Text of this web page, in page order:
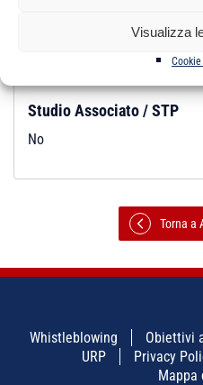
Visualizza
VIA TORINO, 56
0958176213
Studio Associato / STP
No
Torna a
Whistleblowing Obiettivi
URP
Privacy
Mappa